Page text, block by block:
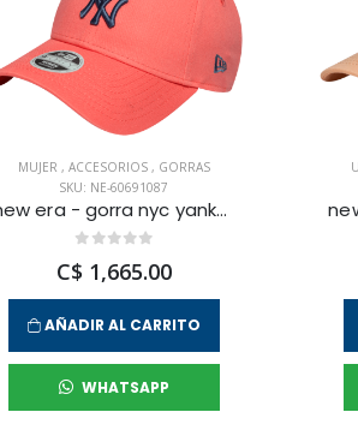
MUJER , ACCESORIOS , GORRAS
SKU: NE-60691087
new era - gorra nyc yankees 9forty para mujer
C$ 1,665.00
AÑADIR AL CARRITO
WHATSAPP